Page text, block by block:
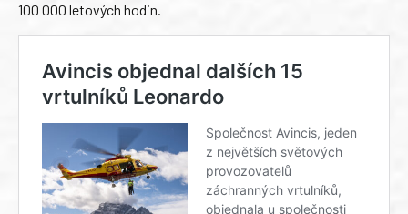
100 000 letových hodin.